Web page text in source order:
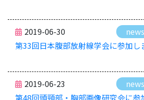
2019-06-30
news
第33回日本腹部放射線学会に参加し
2019-06-23
news